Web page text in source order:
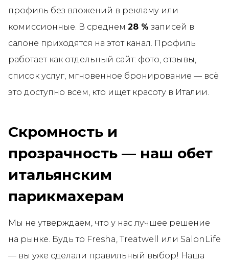
профиль без вложений в рекламу или
комиссионные. В среднем 28 % записей в
салоне приходятся на этот канал. Профиль
работает как отдельный сайт: фото, отзывы,
список услуг, мгновенное бронирование — всё
это доступно всем, кто ищет красоту в Италии.
Скромность и
прозрачность — наш обет
итальянским
парикмахерам
Мы не утверждаем, что у нас лучшее решение
на рынке. Будь то Fresha, Treatwell или SalonLife
— вы уже сделали правильный выбор! Наша